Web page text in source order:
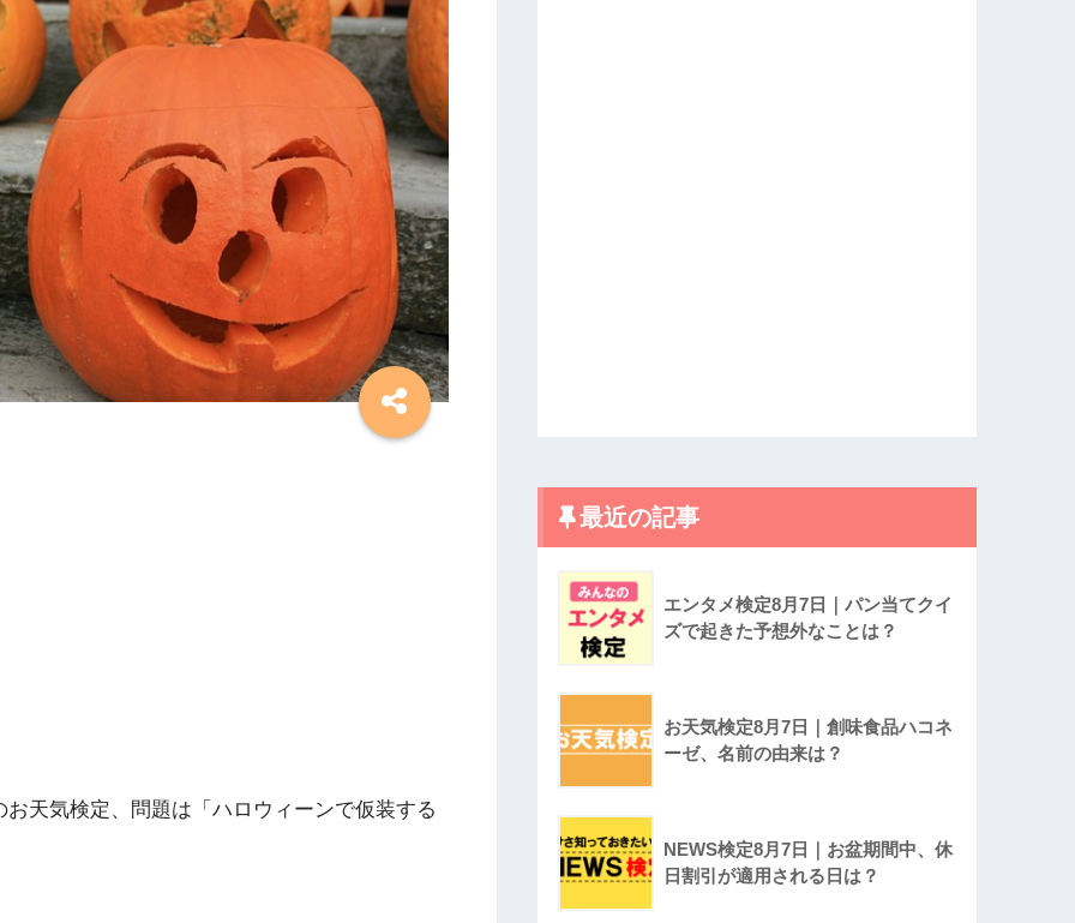
天気検定、問題は「ハロウィーンで仮装する
最近の記事
エンタメ検定8月7日｜パン当てクイ
ズで起きた予想外なことは？
お天気検定8月7日｜創味食品ハコネ
ーゼ、名前の由来は？
NEWS検定8月7日｜お盆期間中、休
日割引が適用される日は？